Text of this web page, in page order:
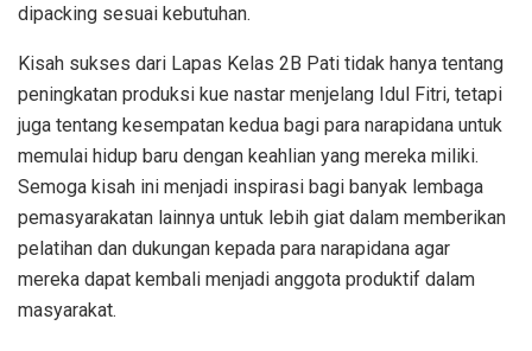
dipacking sesuai kebutuhan.
Kisah sukses dari Lapas Kelas 2B Pati tidak hanya tentang
peningkatan produksi kue nastar menjelang Idul Fitri, tetapi
juga tentang kesempatan kedua bagi para narapidana untuk
memulai hidup baru dengan keahlian yang mereka miliki.
Semoga kisah ini menjadi inspirasi bagi banyak lembaga
pemasyarakatan lainnya untuk lebih giat dalam memberikan
pelatihan dan dukungan kepada para narapidana agar
mereka dapat kembali menjadi anggota produktif dalam
masyarakat.